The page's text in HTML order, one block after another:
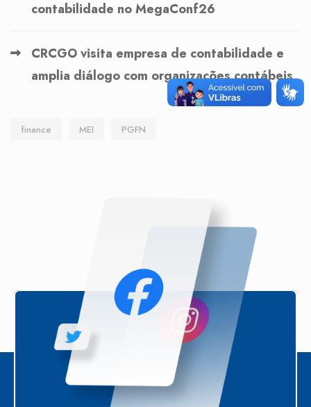
contabilidade no MegaConf26
CRCGO visita empresa de contabilidade e
amplia diálogo com organizações contábeis
finance MEI PGFN